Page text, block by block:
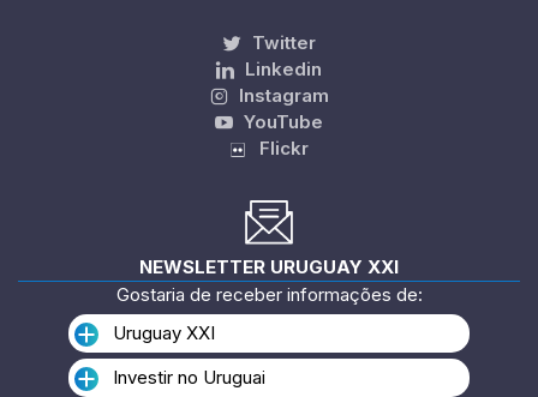
Twitter
Linkedin
Instagram
YouTube
Flickr
NEWSLETTER URUGUAY XXI
Gostaria de receber informações de:
Uruguay XXI
Investir no Uruguai